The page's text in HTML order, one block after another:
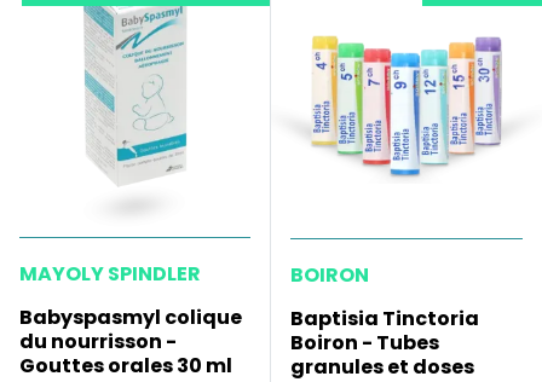
MAYOLY SPINDLER
Babyspasmyl colique
du nourrisson -
Gouttes orales 30 ml
BOIRON
Baptisia Tinctoria
Boiron - Tubes
granules et doses